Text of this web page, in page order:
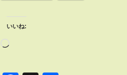
いいね: